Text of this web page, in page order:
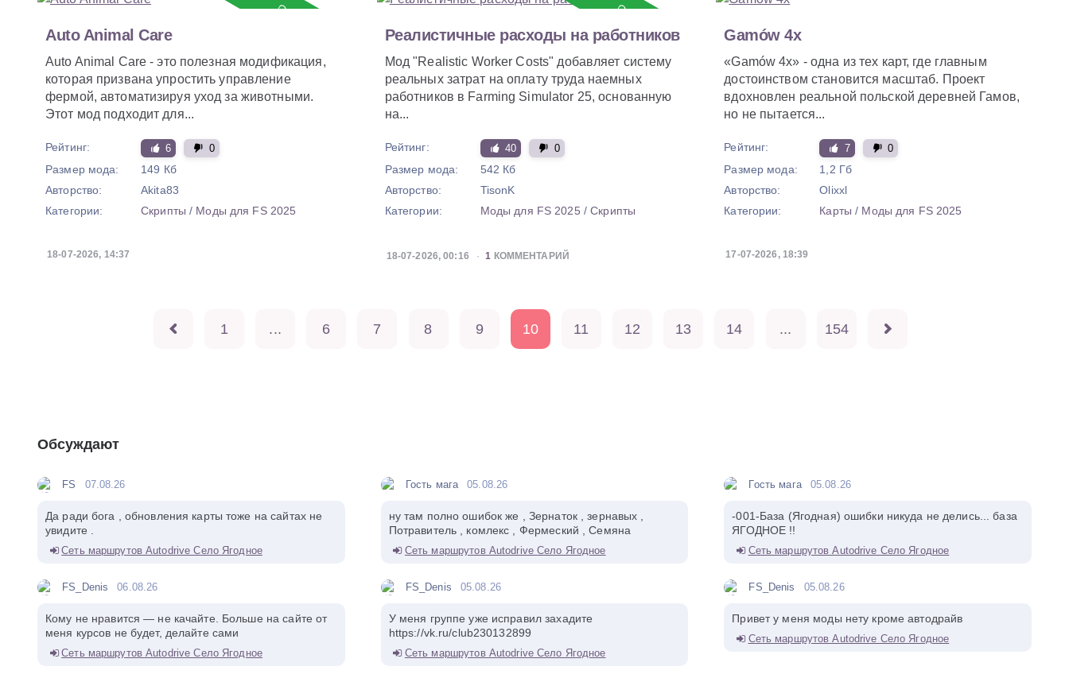
Обновление
Auto Animal Care
Auto Animal Care - это полезная модификация,
которая призвана упростить управление
фермой, автоматизируя уход за животными.
Этот мод подходит для...
Рейтинг: 6 0
Размер мода:
149 Кб
Авторство:
Akita83
Категории:
Скрипты / Моды для FS 2025
18-07-2026, 14:37
Обновление
Реалистичные расходы на работников
Мод "Realistic Worker Costs" добавляет систему
реальных затрат на оплату труда наемных
работников в Farming Simulator 25, основанную
на...
Рейтинг: 40 0
Размер мода:
542 Кб
Авторство:
TisonK
Категории:
Моды для FS 2025 /Скрипты
18-07-2026, 00:16 1 КОММЕНТАРИЙ
Gamów 4x
«Gamów 4x» - одна из тех карт, где главным
достоинством становится масштаб. Проект
вдохновлен реальной польской деревней Гамов,
но не пытается...
Рейтинг: 7 0
Размер мода:
1,2 Гб
Авторство:
Olixxl
Категории:
Карты / Моды для FS 2025
17-07-2026, 18:39
1 ... 6 7 8 9 10 11 12 13 14 ... 154
Обсуждают
FS 07.08.26
Да ради бога , обновления карты тоже на сайтах не
увидите .
Сеть маршрутов Autodrive Село Ягодное
FS_Denis 06.08.26
Кому не нравится — не качайте. Больше на сайте от
меня курсов не будет, делайте сами
Сеть маршрутов Autodrive Село Ягодное
Гость мага 05.08.26
ну там полно ошибок же , Зернаток , зернавых ,
Потравитель , комлекс , Фермеский , Семяна
Сеть маршрутов Autodrive Село Ягодное
FS_Denis 05.08.26
У меня группе уже исправил захадите
https://vk.ru/club230132899
Сеть маршрутов Autodrive Село Ягодное
Гость мага 05.08.26
-001-База (Ягодная) ошибки никуда не делись... база
ЯГОДНОЕ !!
Сеть маршрутов Autodrive Село Ягодное
FS_Denis 05.08.26
Привет у меня моды нету кроме автодрайв
Сеть маршрутов Autodrive Село Ягодное